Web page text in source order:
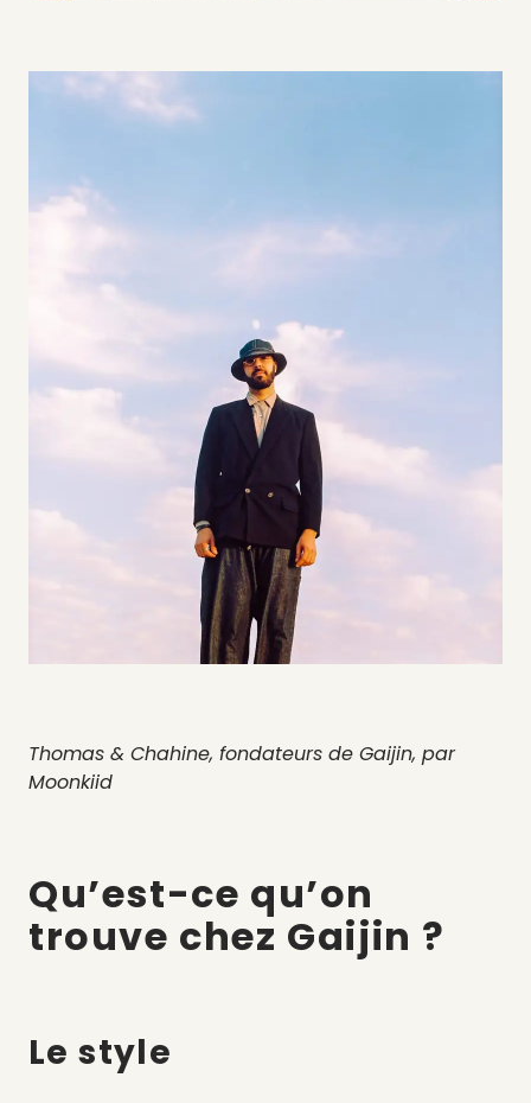
Thomas & Chahine, fondateurs de Gaijin, par
Moonkiid
Qu’est-ce qu’on
trouve chez Gaijin ?
Le style